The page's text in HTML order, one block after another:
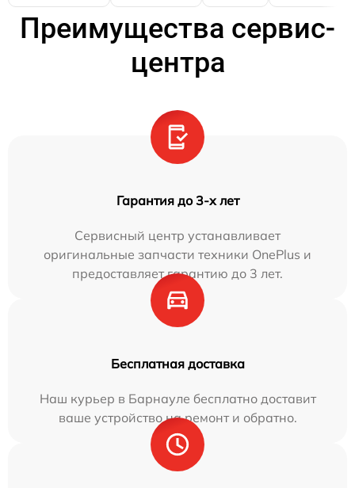
Преимущества сервис-
центра
Гарантия до 3-х лет
Сервисный центр устанавливает
оригинальные запчасти техники OnePlus и
предоставляет гарантию до 3 лет.
Бесплатная доставка
Наш курьер в Барнауле бесплатно доставит
ваше устройство на ремонт и обратно.